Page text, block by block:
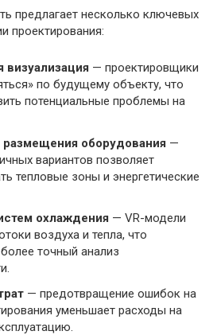
предлагает несколько ключевых
проектирования:
визуализация — проектировщики
по будущему объекту, что
потенциальные проблемы на
оборудования —
вариантов позволяет
тепловые зоны и энергетические
охлаждения — VR-модели
воздуха и тепла, что
точный анализ
— предотвращение ошибок на
уменьшает расходы на